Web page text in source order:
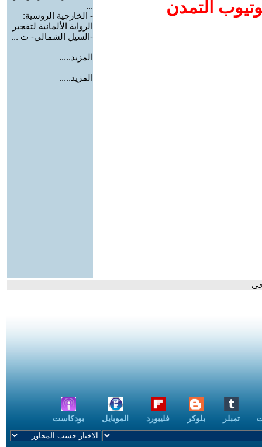
التمدن
...
- الخارجية الروسية:
الرواية الألمانية لتفجير
-السيل الشمالي- ت ...
المزيد.....
المزيد.....
تمبلر بلوكر فليبورد الموبايل بودكاست